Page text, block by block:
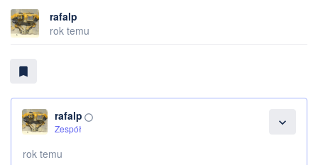
rafalp
rok temu
bookmark
expand_more
rafalp panorama_fish_eye
Zespół
rok temu